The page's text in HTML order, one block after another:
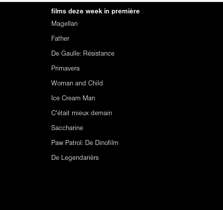
films deze week in première
Magellan
Father
De Gaulle: Résistance
Primavera
Woman and Child
Ice Cream Man
C'était mieux demain
Saccharine
Paw Patrol: De Dinofilm
De Legendariërs